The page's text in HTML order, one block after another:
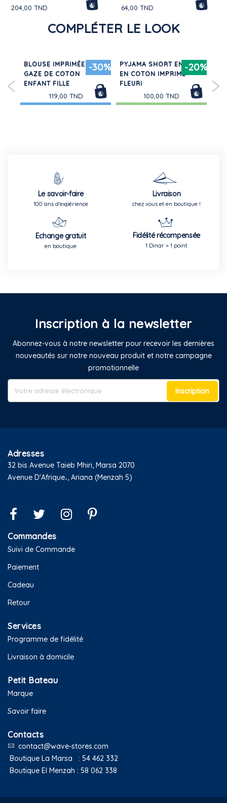
204,00 TND 64,00 TND
COMPLÉTER LE LOOK
-30%
BLOUSE IMPRIMÉE EN
GAZE DE COTON
ENFANT FILLE
119,00 TND
-20%
PYJAMA SHORT ENFANT
EN COTON IMPRIMÉ
FLEURI
100,00 TND
Le savoir-faire
100 ans d'expérience
Livraison
chez vous et en boutique !
Echange gratuit
en boutique
Fidélité récompensée
1 Dinar = 1 point
Inscription à la newsletter
Abonnez-vous à notre newsletter pour recevoir les dernières
nouveautés sur notre nouveau produit et notre campagne
promotionnelle
Inscription
Adresses
32 bis Avenue Taieb Mhiri, Marsa 2070
Avenue D'Afrique،, Ariana (Menzah 5)
Commandes
Suivi de Commande
Paiement
Cadeau
Retour
Services
Programme de fidélité
Livraison à domicile
Petit Bateau
Marque
Savoir faire
Contacts
contact@wave-stores.com
Boutique La Marsa : 54 462 332
Boutique El Menzah : 58 062 338